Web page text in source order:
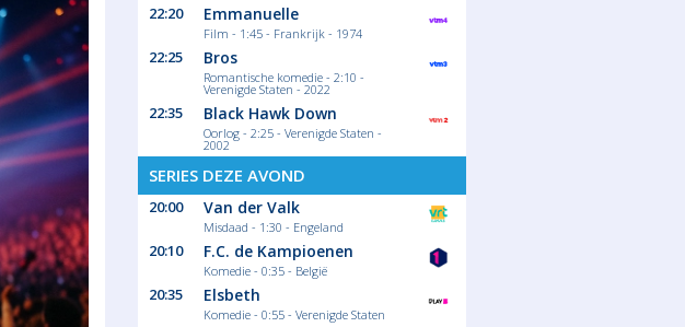
22:20 Emmanuelle
Film - 1:45 - Frankrijk - 1974
22:25 Bros
Romantische komedie - 2:10 -
Verenigde Staten - 2022
22:35 Black Hawk Down
Oorlog - 2:25 - Verenigde Staten -
2002
SERIES DEZE AVOND
20:00 Van der Valk
Misdaad - 1:30 - Engeland
20:10 F.C. de Kampioenen
Komedie - 0:35 - België
20:35 Elsbeth
Komedie - 0:55 - Verenigde Staten